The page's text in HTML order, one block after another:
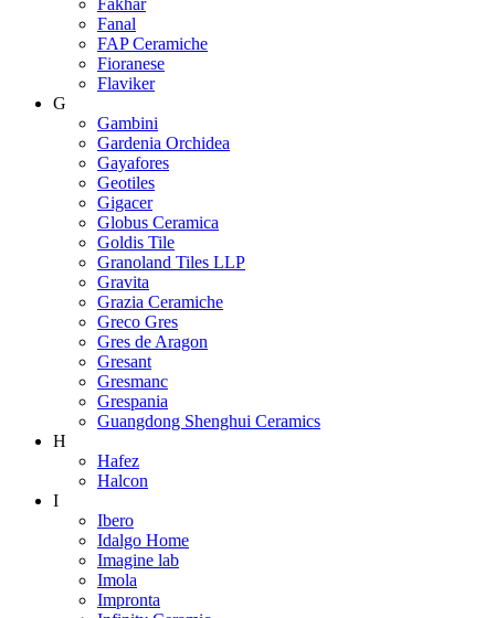
Fanal
FAP Ceramiche
Fioranese
Flaviker
G
Gambini
Gardenia Orchidea
Gayafores
Geotiles
Gigacer
Globus Ceramica
Goldis Tile
Granoland Tiles LLP
Gravita
Grazia Ceramiche
Greco Gres
Gres de Aragon
Gresant
Gresmanc
Grespania
Guangdong Shenghui Ceramics
H
Hafez
Halcon
I
Ibero
Idalgo Home
Imagine lab
Imola
Impronta